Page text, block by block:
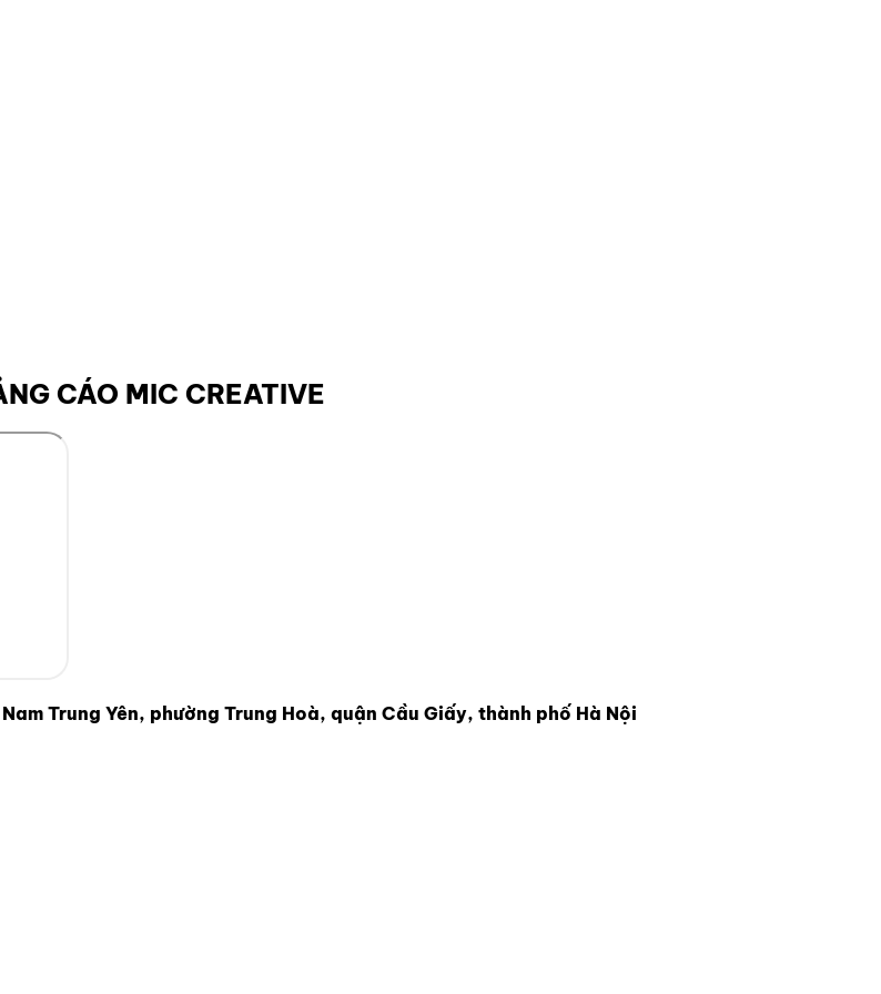
CÁO MIC CREATIVE
Trung Yên, phường Trung Hoà, quận Cầu Giấy, thành phố Hà Nội